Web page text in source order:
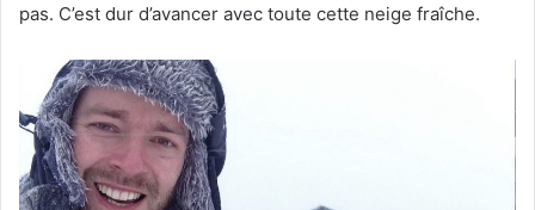
pas. C’est dur d’avancer avec toute cette neige fraîche.